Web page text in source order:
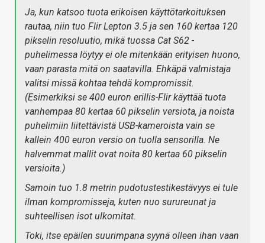
Ja, kun katsoo tuota erikoisen käyttötarkoituksen
rautaa, niin tuo Flir Lepton 3.5 ja sen 160 kertaa 120
pikselin resoluutio, mikä tuossa Cat S62 -
puhelimessa löytyy ei ole mitenkään erityisen huono,
vaan parasta mitä on saatavilla. Ehkäpä valmistaja
valitsi missä kohtaa tehdä kompromissit.
(Esimerkiksi se 400 euron erillis-Flir käyttää tuota
vanhempaa 80 kertaa 60 pikselin versiota, ja noista
puhelimiin liitettävistä USB-kameroista vain se
kallein 400 euron versio on tuolla sensorilla. Ne
halvemmat mallit ovat noita 80 kertaa 60 pikselin
versioita.)
Samoin tuo 1.8 metrin pudotustestikestävyys ei tule
ilman kompromisseja, kuten nuo surureunat ja
suhteellisen isot ulkomitat.
Toki, itse epäilen suurimpana syynä olleen ihan vaan